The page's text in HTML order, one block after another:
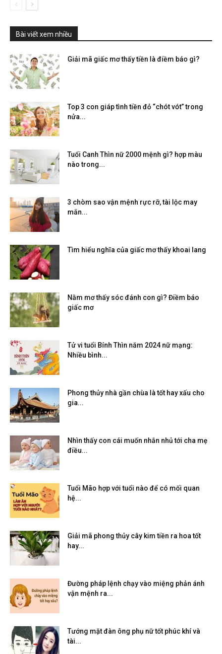
Bài viết xem nhiều
Giải mã giấc mơ thấy tiền là điềm báo gì?
Top 3 con giáp tình tiền đỏ “chót vót” trong
nửa...
Tuổi Canh Thìn nữ 2000 mệnh gì? hợp màu
nào trong...
3 chòm sao vận mệnh rực rỡ, tài lộc may
mắn...
Tìm hiểu nghĩa của giấc mơ thấy khoai lang
Nằm mơ thấy sóc đánh con gì? Điềm báo
giấc mơ
Tử vi tuổi Bính Thìn năm 2024 nữ mạng:
Nhiều bình...
Phong thủy nhà gần chùa là tốt hay xấu cho
gia...
Nhìn thấy con cái muốn nhắn nhủ tới cha mẹ
điều...
Tuổi Mão hợp với tuổi nào để có mối quan
hệ...
Giải mã phong thủy cây kim tiền ra hoa tốt
hay...
Đường pháp lệnh chạy vào miệng phản ánh
vận mệnh ra...
Tướng mặt đàn ông phụ nữ tốt phúc khí và
tài...